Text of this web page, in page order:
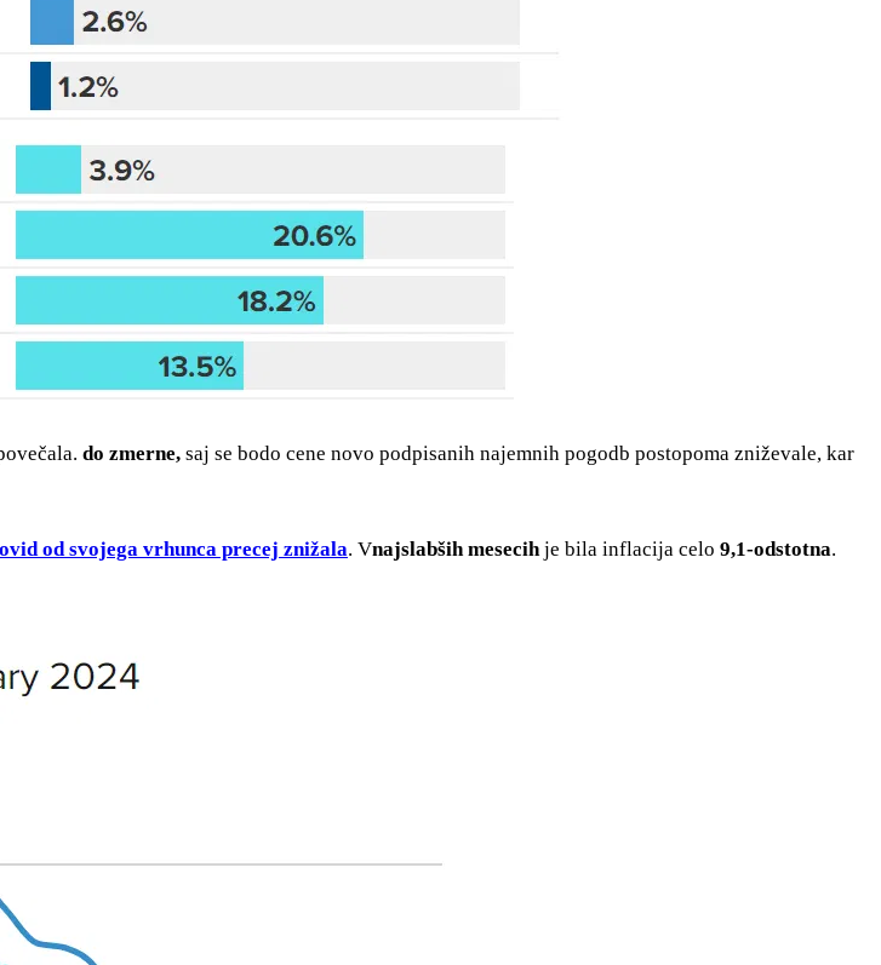
do zmerne, saj se bodo cene novo podpisanih najemnih pogodb postopoma zniževale, kar
od svojega vrhunca precej znižala. Vnajslabših mesecihje bila inflacija celo 9,1-odstotna.